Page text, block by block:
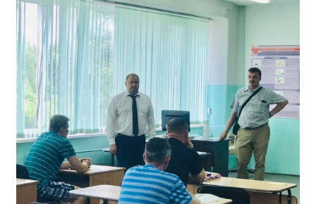
ГТО
Дополнительное образование
Информационная безопасность
Информация для детей-сирот
Памятные даты военной истории
Пожарная безопасность
Программа воспитания
Противодействие терроризму
Профилактическая работа
Работа педагога-психолога